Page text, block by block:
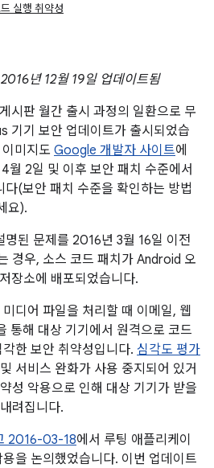
실행 취약성
년 12월 19일 업데이트됨
시판 월간 출시 과정의 일환으로 무
기기 보안 업데이트가 출시되었습
미지도 Google 개발자 사이트에
월 2일 및 이후 보안 패치 수준에서
(보안 패치 수준을 확인하는 방법
요).
명된 문제를 2016년 3월 16일 이전
경우, 소스 코드 패치가 Android 오
장소에 배포되었습니다.
디어 파일을 처리할 때 이메일, 웹
통해 대상 기기에서 원격으로 코드
한 보안 취약성입니다. 심각도 평가
서비스 완화가 사용 중지되어 있거
성 악용으로 인해 대상 기기가 받을
려집니다.
2016-03-18에서 루팅 애플리케이
용을 논의했었습니다. 이번 업데이트